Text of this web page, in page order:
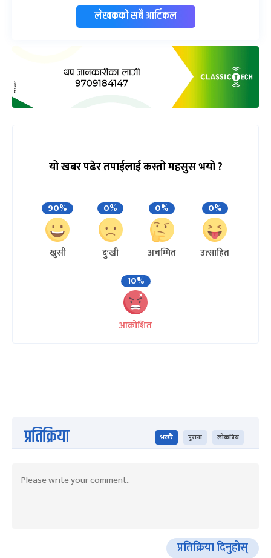
लेखकको सबै आर्टिकल
यो खबर पढेर तपाईलाई कस्तो महसुस भयो ?
90%
खुसी
0%
दुःखी
0%
अचम्मित
0%
उत्साहित
10%
आक्रोशित
प्रतिक्रिया भर्खरै पुराना लोकप्रिय
प्रतिक्रिया दिनुहोस्